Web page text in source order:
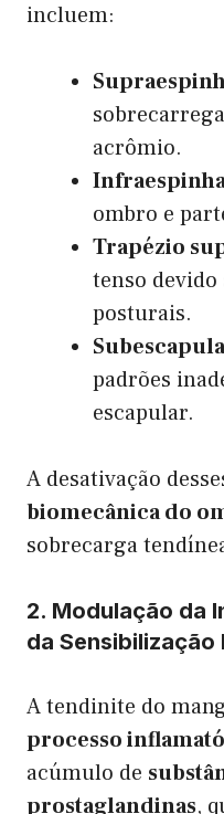
incluem:
acrômio.
ombro e
Trapézio
tenso devido
posturais.
padrões
escapular.
A desativação
biomecânica do
sobrecarga
2. Modulação da
da Sensibilização
A tendinite do
processo
acúmulo de
prostaglandinas,